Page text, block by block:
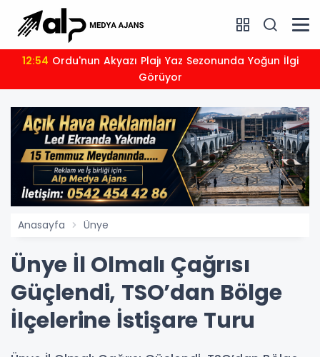
12:54
Görüyor
Anasayfa Ünye
Ünye İl Olmalı Çağrısı
Güçlendi, TSO’dan Bölge
İlçelerine İstişare Turu